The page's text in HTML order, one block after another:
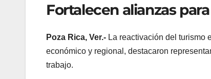
Fortalecen alianzas
Poza Rica, Ver.- La reactivación del turismo
económico y regional, destacaron
trabajo.